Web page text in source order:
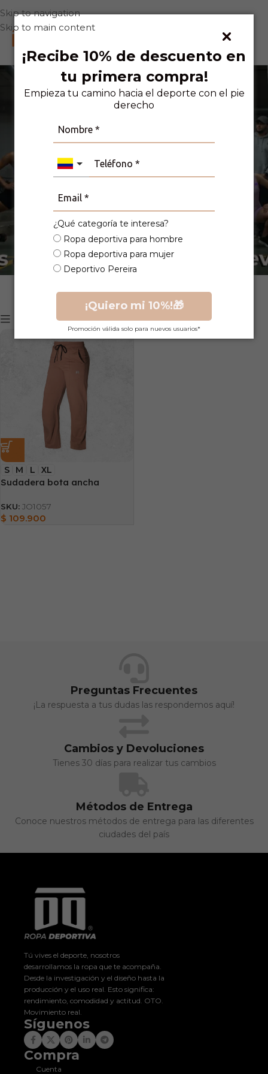
¡Recibe 10% de descuento en
tu primera compra!
Empieza tu camino hacia el deporte con el pie
derecho
¿Qué categoría te interesa?
Ropa deportiva para hombre
Ropa deportiva para mujer
Deportivo Pereira
¡Quiero mi 10%!🎁
Promoción válida solo para nuevos usuarios*
Skip to navigation
Skip to main content
0
sudaderas con tecnología textil
Mostrar filtros
S M L XL
Sudadera bota ancha
SKU: JO1057
$ 109.900
Preguntas Frecuentes
¡La respuesta a tus dudas las respondemos aquí!
Cambios y Devoluciones
Tienes 30 días para realizar tus cambios
Métodos de Entrega
Conoce nuestros métodos de entrega para las diferentes
ciudades del país
Tú vives el deporte, nosotros
desarrollamos la ropa que te acompaña.
Desde la investigación y el diseño hasta la
producción y el uso real. Esto significa:
rendimiento, comodidad y actitud. OTO.
Movimiento real.
Síguenos
Compra
Cuenta